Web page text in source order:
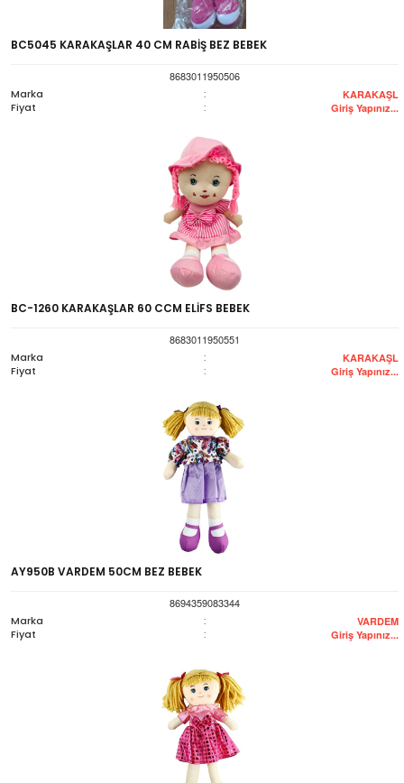
BC5045 KARAKAŞLAR 40 CM RABİŞ BEZ BEBEK
8683011950506
Marka
: KARAKAŞL
Fiyat : Giriş Yapınız...
BC-1260 KARAKAŞLAR 60 CCM ELİFS BEBEK
8683011950551
Marka
: KARAKAŞL
Fiyat : Giriş Yapınız...
AY950B VARDEM 50CM BEZ BEBEK
8694359083344
Marka
: VARDEM
Fiyat : Giriş Yapınız...